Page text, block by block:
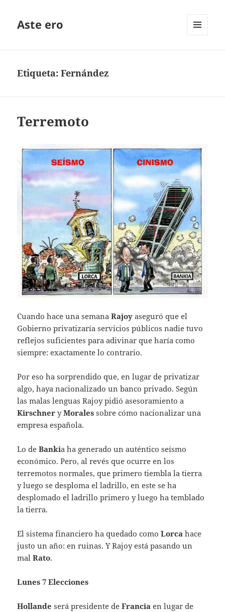
Aste ero
Etiqueta:Fernández
Terremoto
Cuando hace una semanaRajoy aseguró que el
Gobierno privatizaría servicios públicos nadie tuvo
reflejos suficientes para adivinar que haría como
siempre: exactamente lo contrario.
Por eso ha sorprendido que, en lugar de privatizar
algo, haya nacionalizado un banco privado. Según
las malas lenguas Rajoy pidió asesoramiento a
Kirschner yMorales sobre cómo nacionalizar una
empresa española.
Lo deBankia ha generado un auténtico seísmo
económico. Pero, al revés que ocurre en los
terremotos normales, que primero tiembla la tierra
y luego se desploma el ladrillo, en este se ha
desplomado el ladrillo primero y luego ha temblado
la tierra.
El sistema financiero ha quedado comoLorcahace
justo un año: en ruinas. Y Rajoy está pasando un
malRato.
Lunes 7 Elecciones
Hollandeserá presidente deFrancia en lugar de